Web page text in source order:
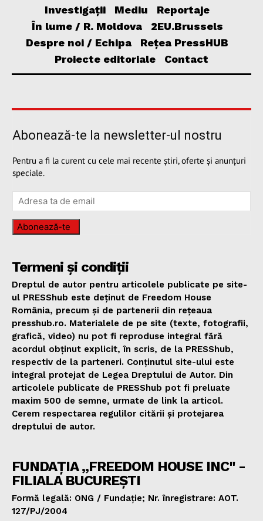
Investigații
Mediu
Reportaje
În lume / R. Moldova
2EU.Brussels
Despre noi / Echipa
Rețea PressHUB
Proiecte editoriale
Contact
Abonează-te la newsletter-ul nostru
Pentru a fi la curent cu cele mai recente știri, oferte și anunțuri
speciale.
Abonează-te
Termeni și condiții
Dreptul de autor pentru articolele publicate pe site-
ul PRESShub este deținut de Freedom House
România, precum și de partenerii din rețeaua
presshub.ro. Materialele de pe site (texte, fotografii,
grafică, video) nu pot fi reproduse integral fără
acordul obținut explicit, în scris, de la PRESShub,
respectiv de la parteneri. Conținutul site-ului este
integral protejat de Legea Dreptului de Autor. Din
articolele publicate de PRESShub pot fi preluate
maxim 500 de semne, urmate de link la articol.
Cerem respectarea regulilor citării și protejarea
dreptului de autor.
FUNDAȚIA „FREEDOM HOUSE INC" -
FILIALA BUCUREȘTI
Formă legală: ONG / Fundație; Nr. înregistrare: AOT.
127/PJ/2004